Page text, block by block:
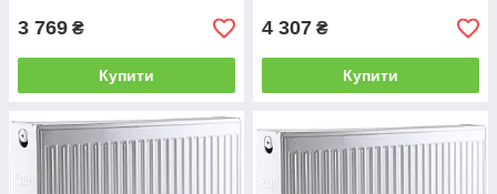
3 769 ₴
Купити
4 307 ₴
Купити